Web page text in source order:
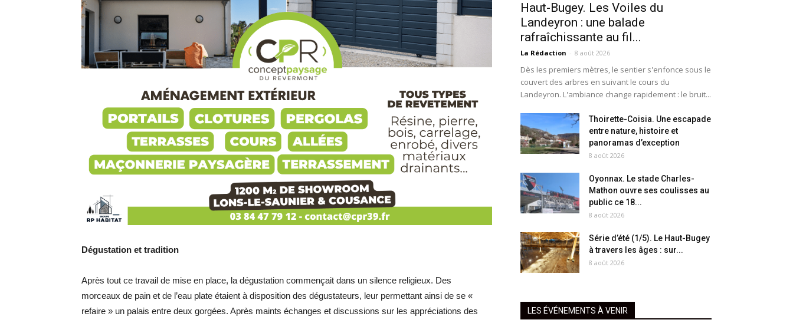
Dégustation et tradition
Après tout ce travail de mise en place, la dégustation commençait dans un silence religieux. Des
morceaux de pain et de l’eau plate étaient à disposition des dégustateurs, leur permettant ainsi de se «
refaire » un palais entre deux gorgées. Après maints échanges et discussions sur les appréciations des
Haut-Bugey. Les Voiles du
Landeyron : une balade
rafraîchissante au fil...
La Rédaction - 8 août 2026
Dès les premiers mètres, le sentier s'enfonce sous le
couvert des arbres en suivant le cours du
Landeyron. L'ambiance change rapidement : le bruit...
Thoirette-Coisia. Une escapade
entre nature, histoire et
panoramas d’exception
8 août 2026
Oyonnax. Le stade Charles-
Mathon ouvre ses coulisses au
public ce 18...
8 août 2026
Série d’été (1/5). Le Haut-Bugey
à travers les âges : sur...
8 août 2026
LES ÉVÉNEMENTS À VENIR